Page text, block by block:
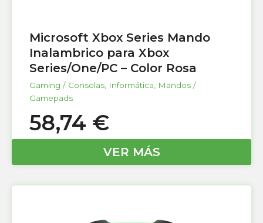
Microsoft Xbox Series Mando
Inalambrico para Xbox
Series/One/PC – Color Rosa
Gaming / Consolas Informática
Mandos /
Gamepads
58,74 €
VER MÁS